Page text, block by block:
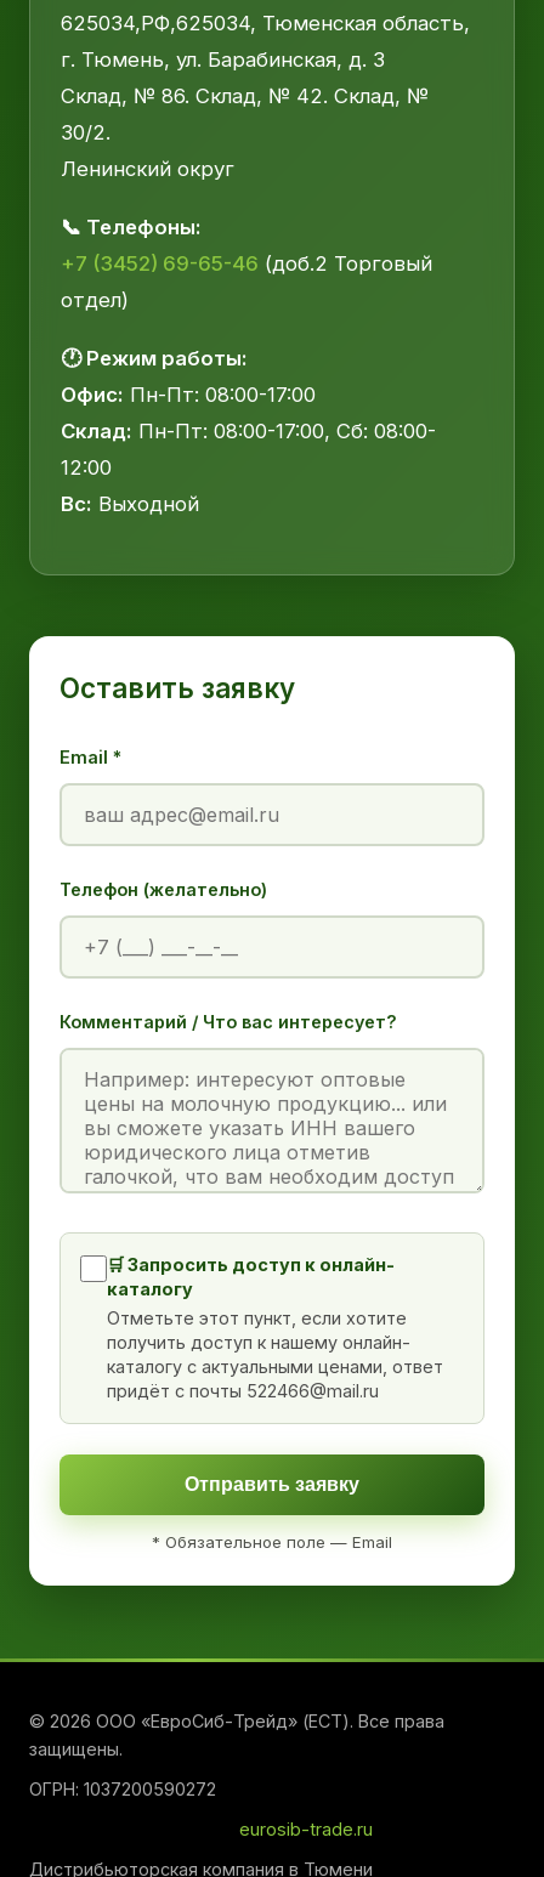
625034,РФ,625034, Тюменская область,
г. Тюмень, ул. Барабинская, д. 3
Склад, № 86. Склад, № 42. Склад, №
30/2.
Ленинский округ
📞 Телефоны:
+7 (3452) 69-65-46 (доб.2 Торговый
отдел)
🕐 Режим работы:
Офис: Пн-Пт: 08:00-17:00
Склад: Пн-Пт: 08:00-17:00, Сб: 08:00-
12:00
Вс: Выходной
Оставить заявку
Email *
Телефон (желательно)
Комментарий / Что вас интересует?
🛒 Запросить доступ к онлайн-
каталогу
Отметьте этот пункт, если хотите
получить доступ к нашему онлайн-
каталогу с актуальными ценами, ответ
придёт с почты 522466@mail.ru
Отправить заявку
* Обязательное поле — Email
© 2026 ООО «ЕвроСиб-Трейд» (ЕСТ). Все права
защищены.
ОГРН: 1037200590272
eurosib-trade.ru
Дистрибьюторская компания в Тюмени